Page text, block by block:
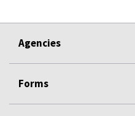
Agencies
Forms